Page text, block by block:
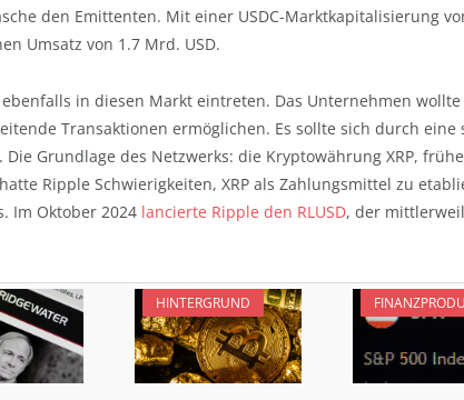
den Emittenten. Mit einer USDC-Marktkapitalisierung
Umsatz von 1.7 Mrd. USD.
in diesen Markt eintreten. Das Unternehmen
Transaktionen ermöglichen. Es sollte sich durch eine
Die Grundlage des Netzwerks: die Kryptowährung XRP,
Ripple Schwierigkeiten, XRP als Zahlungsmittel zu
Im Oktober 2024 lancierte Ripple den RLUSD, der
HINTERGRUND